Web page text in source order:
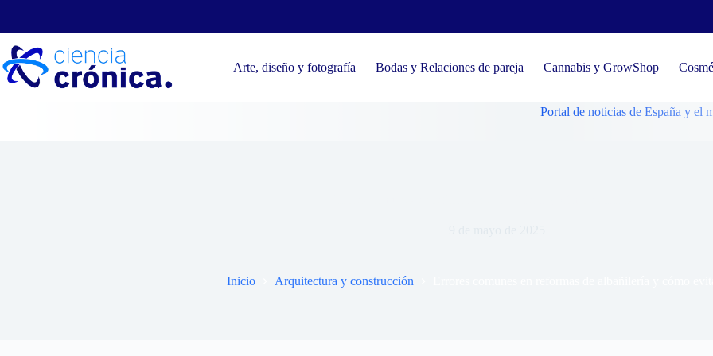
contenido
Arte, diseño y fotografía Bodas y Relaciones de pareja Cannabis y GrowShop
Portal de noticias de España y el mundo,
Inicio Arquitectura y construcción